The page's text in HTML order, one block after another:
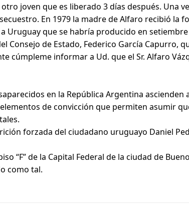
joven que es liberado 3 días después. Una
En 1979 la madre de Alfaro recibió
que se habría producido en setiembre
Consejo de Estado, Federico García Capurro,
cúmpleme informar a Ud. que el Sr. Alfaro
en la República Argentina ascienden
de convicción que permiten asumir
forzada del ciudadano uruguayo Daniel
“F” de la Capital Federal de la ciudad de
como tal.